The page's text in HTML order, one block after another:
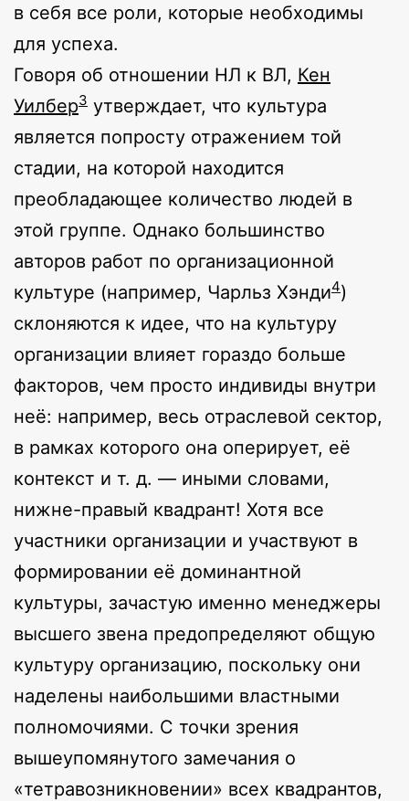
в себя все роли, которые необходимы
для успеха.
Говоря об отношении НЛ к ВЛ, Кен
Уилбер3 утверждает, что культура
является попросту отражением той
стадии, на которой находится
преобладающее количество людей в
этой группе. Однако большинство
авторов работ по организационной
культуре (например, Чарльз Хэнди4)
склоняются к идее, что на культуру
организации влияет гораздо больше
факторов, чем просто индивиды внутри
неё: например, весь отраслевой сектор,
в рамках которого она оперирует, её
контекст и т. д. — иными словами,
нижне-правый квадрант! Хотя все
участники организации и участвуют в
формировании её доминантной
культуры, зачастую именно менеджеры
высшего звена предопределяют общую
культуру организацию, поскольку они
наделены наибольшими властными
полномочиями. С точки зрения
вышеупомянутого замечания о
«тетравозникновении» всех квадрантов,